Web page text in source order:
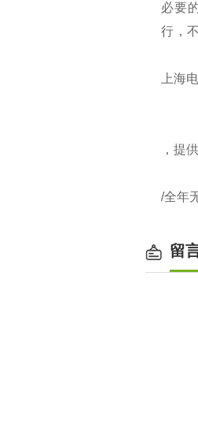
必要
行，
上海
，提
/全年
留